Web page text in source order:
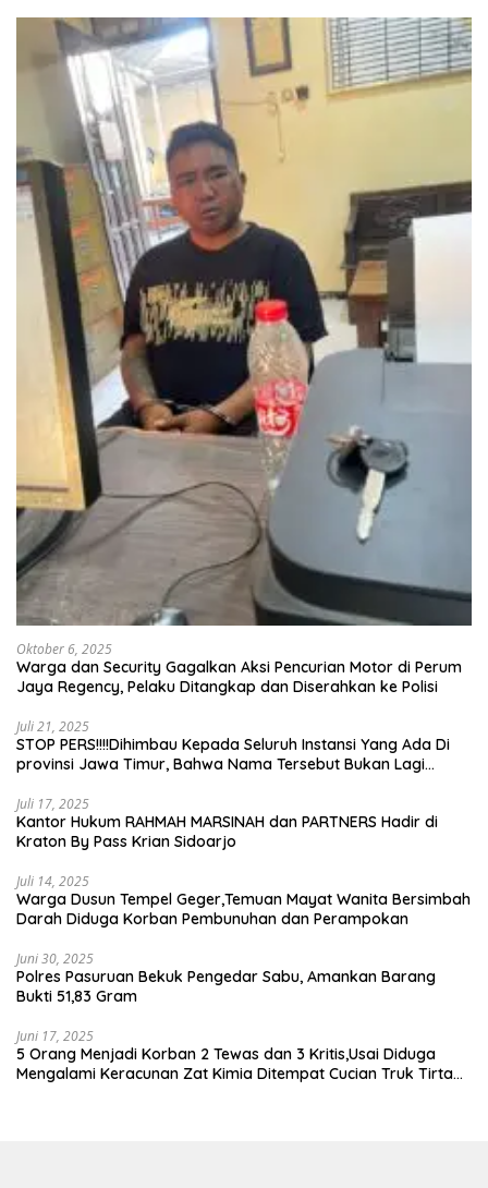
Oktober 6, 2025
Warga dan Security Gagalkan Aksi Pencurian Motor di Perum
Jaya Regency, Pelaku Ditangkap dan Diserahkan ke Polisi
Juli 21, 2025
STOP PERS!!!!Dihimbau Kepada Seluruh Instansi Yang Ada Di
provinsi Jawa Timur, Bahwa Nama Tersebut Bukan Lagi
Juli 17, 2025
Kantor Hukum RAHMAH MARSINAH dan PARTNERS Hadir di
Kraton By Pass Krian Sidoarjo
Juli 14, 2025
Warga Dusun Tempel Geger,Temuan Mayat Wanita Bersimbah
Darah Diduga Korban Pembunuhan dan Perampokan
Juni 30, 2025
Polres Pasuruan Bekuk Pengedar Sabu, Amankan Barang
Bukti 51,83 Gram
Juni 17, 2025
5 Orang Menjadi Korban 2 Tewas dan 3 Kritis,Usai Diduga
Mengalami Keracunan Zat Kimia Ditempat Cucian Truk Tirta